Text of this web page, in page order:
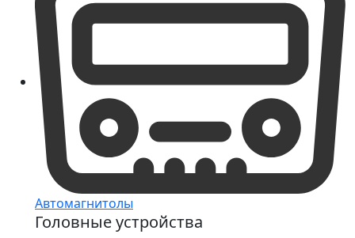
Автомагнитолы
Головные устройства